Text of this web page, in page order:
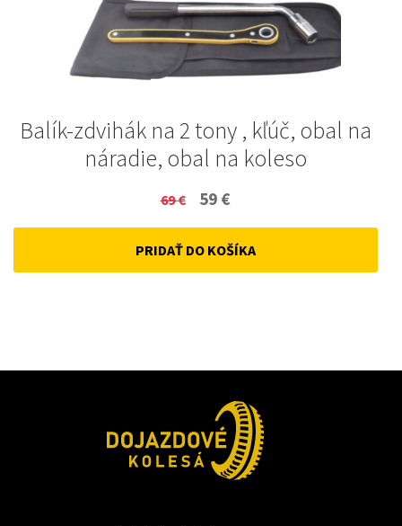
Balík-zdvihák na 2 tony , kľúč, obal na
náradie, obal na koleso
69€
Original
price
was:
59 €
price
is:
PRIDAŤ DO KOŠÍKA